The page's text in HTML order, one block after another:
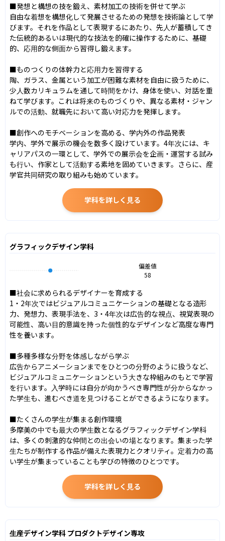
■発想と構想の技を鍛え、素材加工の技術を併せて学ぶ
自由な着想を構想化して発展させるための発想を技術論として学
びます。それを作品として表現するにあたり、先人が蓄積してき
た伝統的あるいは現代的な技法を的確に操作するために、基礎
的、応用的な側面から習得し鍛えます。
■ものつくりの体幹力と応用力を習得する
陶、ガラス、金属という加工が困難な素材を自由に扱うために、
少人数カリキュラムを通して時間をかけ、身体を使い、対話を重
ねて学びます。これは将来のものづくりや、異なる素材・ジャン
ルでの活動、就職先において高い対応力を発揮します。
■創作へのモチベーションを高める、学内外の作品発表
学内、学外で展示の機会を数多く設けています。4年次には、キ
ャリアパスの一環として、学外での展示会を企画・運営する試み
も行い、作家として活動する素地を固めていきます。さらに、産
学官共同研究の取り組みも始めています。
学科を詳しく見る
グラフィックデザイン学科
偏差値
58
■社会に求められるデザイナーを育成する
1・2年次ではビジュアルコミュニケーションの基礎となる造形
力、発想力、表現手法を、3・4年次は広告的な視点、視覚表現の
可能性、高い目的意識を持った個性的なデザインなど高度な専門
性を養います。
■多種多様な分野を体感しながら学ぶ
広告からアニメーションまでをひとつの分野のように扱うなど、
ビジュアルコミュニケーションという大きな枠組みのもとで学習
を行います。入学時には自分が向かうべき専門性が分からなかっ
た学生も、進むべき道を見つけることができるようになります。
■たくさんの学生が集まる創作環境
多摩美の中でも最大の学生数となるグラフィックデザイン学科
は、多くの刺激的な仲間との出会いの場となります。集まった学
生たちが制作する作品が備えた表現力とクオリティ。定着力の高
い学生が集まっていることも学びの特徴のひとつです。
学科を詳しく見る
生産デザイン学科 プロダクトデザイン専攻